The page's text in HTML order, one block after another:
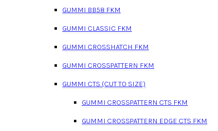
GUMMI BB58 FKM
GUMMI CLASSIC FKM
GUMMI CROSSHATCH FKM
GUMMI CROSSPATTERN FKM
GUMMI CTS (CUT TO SIZE)
GUMMI CROSSPATTERN CTS FKM
GUMMI CROSSPATTERN EDGE CTS FKM